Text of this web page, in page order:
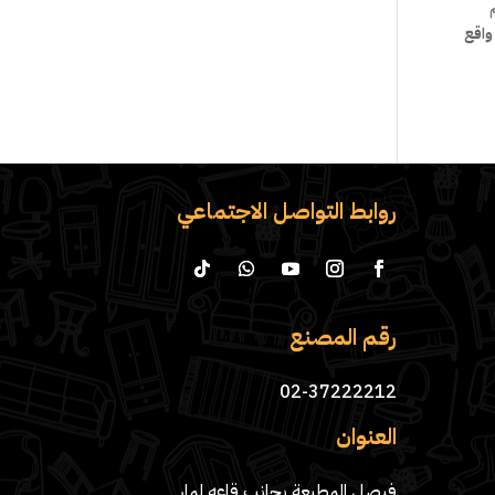
روابط التواصل الاجتماعي
رقم المصنع
02-37222212
العنوان